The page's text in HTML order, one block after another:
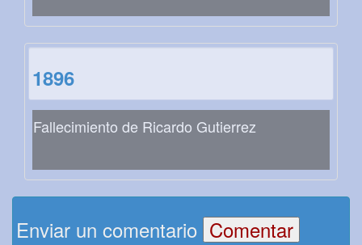
1896
Fallecimiento de Ricardo Gutierrez
Enviar un comentario